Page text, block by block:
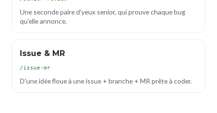
Une seconde paire d'yeux senior, qui prouve chaque bug
qu'elle annonce.
Issue & MR
/issue-mr
D'une idée floue à une issue + branche + MR prête à coder.